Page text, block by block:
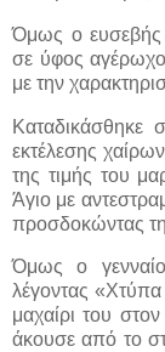
Όμως ο ευσεβής
σε ύφος αγέρωχο
με την
Καταδικάσθηκε
εκτέλεσης
της τιμής του
Άγιο με
προσδοκώντας
Όμως ο
λέγοντας «Χτύπα
μαχαίρι του
άκουσε από το